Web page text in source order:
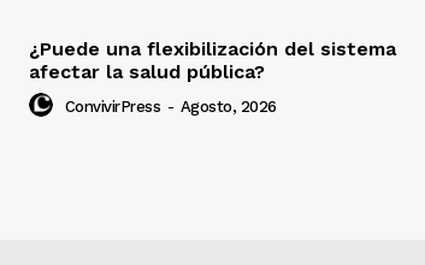
¿Puede una flexibilización del sistema
afectar la salud pública?
ConvivirPress - Agosto, 2026